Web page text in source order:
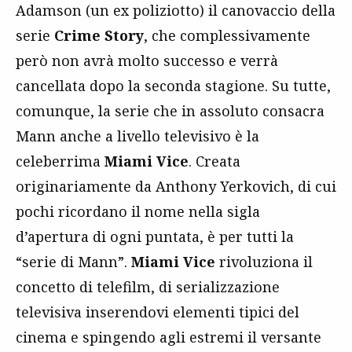
Adamson (un ex poliziotto) il canovaccio della
serie Crime Story, che complessivamente
però non avrà molto successo e verrà
cancellata dopo la seconda stagione. Su tutte,
comunque, la serie che in assoluto consacra
Mann anche a livello televisivo è la
celeberrima Miami Vice. Creata
originariamente da Anthony Yerkovich, di cui
pochi ricordano il nome nella sigla
d’apertura di ogni puntata, è per tutti la
“serie di Mann”. Miami Vice rivoluziona il
concetto di telefilm, di serializzazione
televisiva inserendovi elementi tipici del
cinema e spingendo agli estremi il versante